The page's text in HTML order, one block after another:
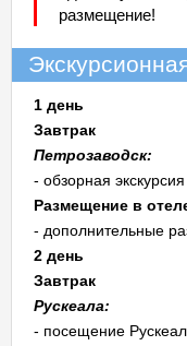
размещение!
1 день
Завтрак
Петрозаводск:
- обзорная
Размещение в
- дополнительные
2 день
Завтрак
Рускеала:
- посещение